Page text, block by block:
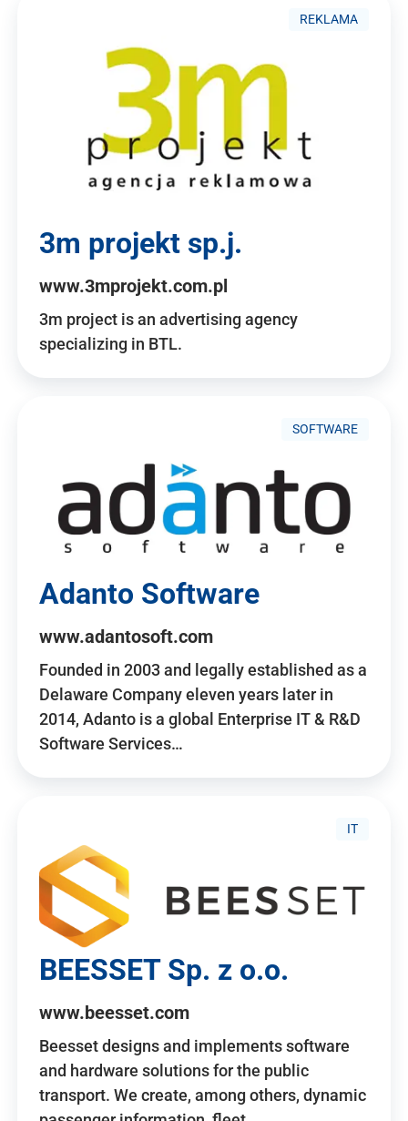
REKLAMA
3m projekt sp.j.
www.3mprojekt.com.pl
3m project is an advertising agency
specializing in BTL.
SOFTWARE
Adanto Software
www.adantosoft.com
Founded in 2003 and legally established as a
Delaware Company eleven years later in
2014, Adanto is a global Enterprise IT & R&D
Software Services…
IT
BEESSET Sp. z o.o.
www.beesset.com
Beesset designs and implements software
and hardware solutions for the public
transport. We create, among others, dynamic